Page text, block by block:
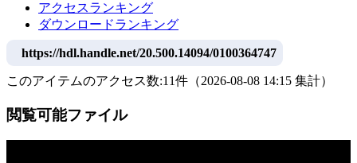
アクセスランキング
ダウンロードランキング
https://hdl.handle.net/20.500.14094/0100364747
このアイテムのアクセス数:11件 （2026-08-08 14:15 集計）
閲覧可能ファイル